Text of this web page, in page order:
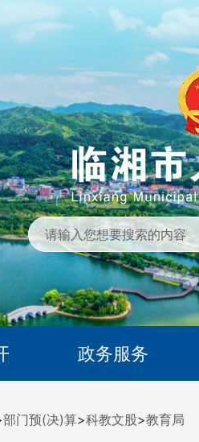
政务服务
部门预(决)算>科教文股>教育局